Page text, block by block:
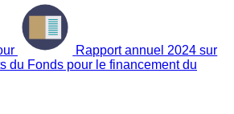
Rapport annuel 2024 sur
du Fonds pour le financement du